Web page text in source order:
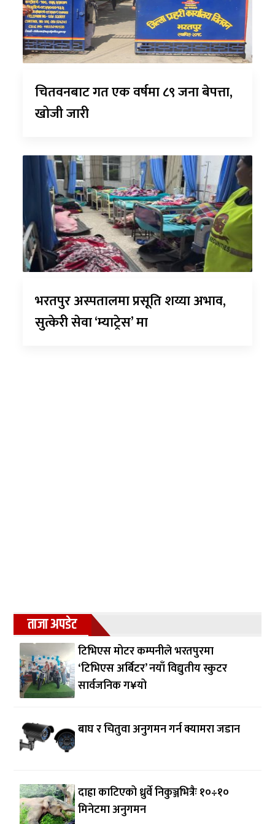
चितवनबाट गत एक वर्षमा ८९ जना बेपत्ता,
खोजी जारी
भरतपुर अस्पतालमा प्रसूति शय्या अभाव,
सुत्केरी सेवा ‘म्याट्रेस’ मा
ताजा अपडेट
टिभिएस मोटर कम्पनीले भरतपुरमा
‘टिभिएस अर्बिटर’ नयाँ विद्युतीय स्कुटर
सार्वजनिक ग¥यो
बाघ र चितुवा अनुगमन गर्न क्यामरा जडान
दाह्रा काटिएको ध्रुर्वे निकुञ्जभित्रैः १०÷१०
मिनेटमा अनुगमन